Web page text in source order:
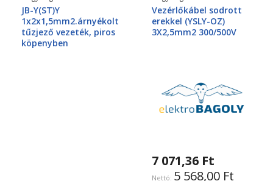
JB-Y(ST)Y
1x2x1,5mm2.árnyékolt
tűzjező vezeték, piros
köpenyben
Vezérlőkábel sodrott
erekkel (YSLY-OZ)
3X2,5mm2 300/500V
7 071,36 Ft
5 568,00 Ft